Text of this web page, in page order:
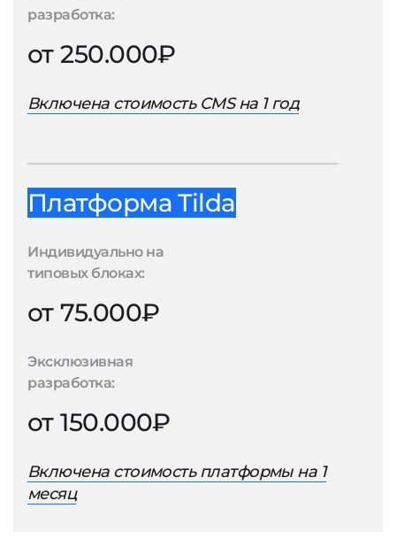
разработка:
от 250.000₽
Включена стоимость CMS на 1 год
Платформа Tilda
Индивидуально на
типовых блоках:
от 75.000₽
Эксклюзивная
разработка:
от 150.000₽
Включена стоимость платформы на 1
месяц